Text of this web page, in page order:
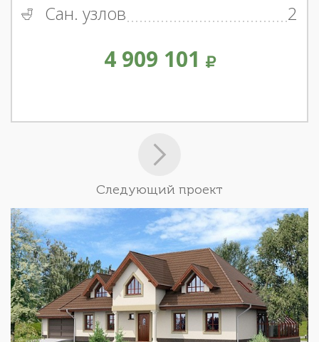
Сан. узлов
2
4 909 101
Следующий проект